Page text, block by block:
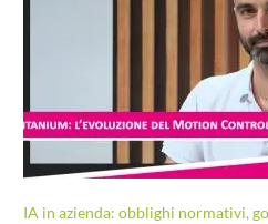
IA in azienda: obblighi normativi,